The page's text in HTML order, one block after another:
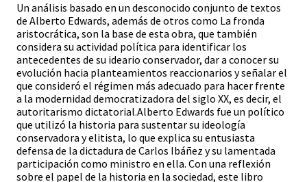
Un análisis basado en un desconocido conjunto de textos
de Alberto Edwards, además de otros como La fronda
aristocrática, son la base de esta obra, que también
considera su actividad política para identificar los
antecedentes de su ideario conservador, dar a conocer su
evolución hacia planteamientos reaccionarios y señalar el
que consideró el régimen más adecuado para hacer frente
a la modernidad democratizadora del siglo XX, es decir, el
autoritarismo dictatorial.Alberto Edwards fue un político
que utilizó la historia para sustentar su ideología
conservadora y elitista, lo que explica su entusiasta
defensa de la dictadura de Carlos Ibáñez y su lamentada
participación como ministro en ella. Con una reflexión
sobre el papel de la historia en la sociedad, este libro